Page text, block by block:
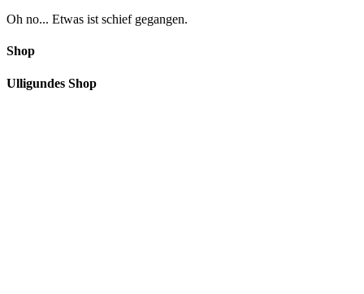
Oh no... Etwas ist schief gegangen.
Shop
Ulligundes Shop